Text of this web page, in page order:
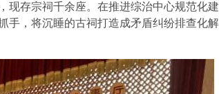
现存宗祠千余座。在推进综治中心规范化建
手，将沉睡的古祠打造成矛盾纠纷排查化